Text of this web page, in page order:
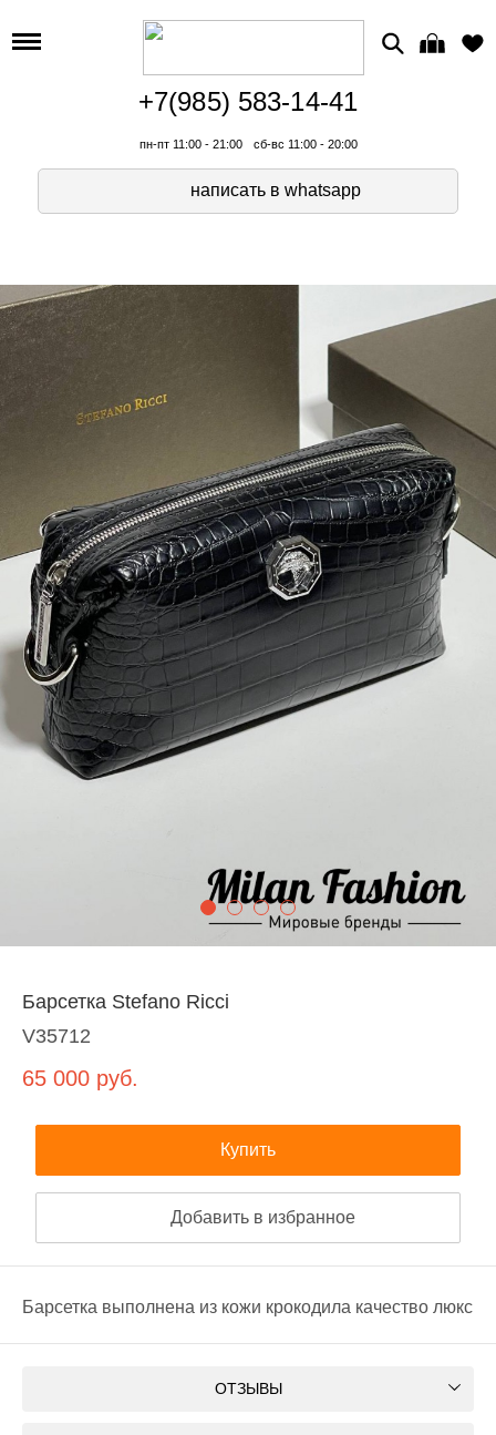
+7(985) 583-14-41
пн-пт 11:00 - 21:00 сб-вс 11:00 - 20:00
написать в whatsapp
Барсетка Stefano Ricci
V35712
65 000 руб.
Купить
Добавить в избранное
Барсетка выполнена из кожи крокодила качество люкс
ОТЗЫВЫ